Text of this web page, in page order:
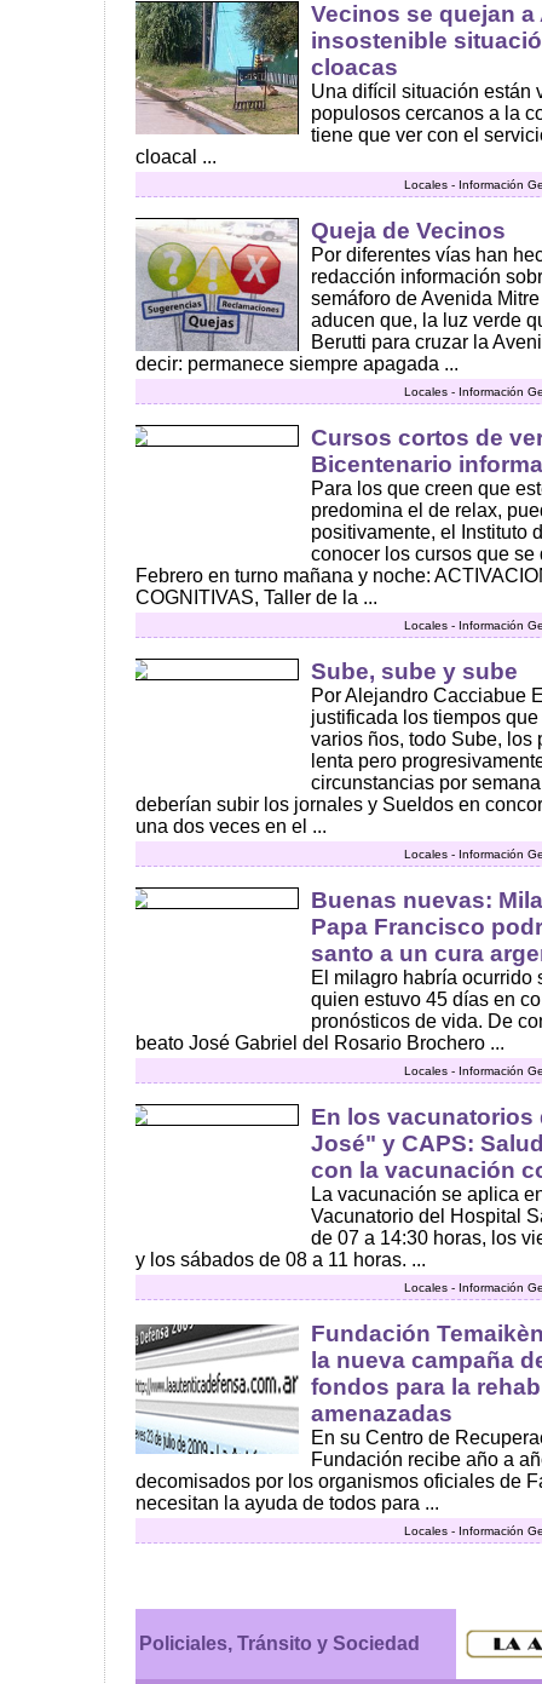
Vecinos se quejan a
insostenible
cloacas
Una difícil situación están
populosos cercanos a la
tiene que ver con el
cloacal ...
Locales - Información
Queja de Vecinos
Por diferentes vías han
redacción información
semáforo de Avenida
aducen que, la luz verde
Berutti para cruzar la
decir: permanece siempre apagada ...
Locales - Información
Cursos cortos de
Bicentenario
Para los que creen que
predomina el de relax,
positivamente, el Instituto
conocer los cursos que se
Febrero en turno mañana y noche:
COGNITIVAS, Taller de la ...
Locales - Información
Sube, sube y sube
Por Alejandro Cacciabue
justificada los tiempos
varios ños, todo Sube, los
lenta pero
circunstancias por
deberían subir los jornales y Sueldos en
una dos veces en el ...
Locales - Información
Buenas nuevas:
Papa Francisco
santo a un cura
El milagro habría ocurrido
quien estuvo 45 días en
pronósticos de vida. De
beato José Gabriel del Rosario Brochero ...
Locales - Información
En los vacunatorios
José" y CAPS:
con la vacunación
La vacunación se aplica
Vacunatorio del Hospital
de 07 a 14:30 horas, los
y los sábados de 08 a 11 horas. ...
Locales - Información
Fundación
la nueva campaña
fondos para la
amenazadas
En su Centro de
Fundación recibe año a
decomisados por los organismos oficiales de
necesitan la ayuda de todos para ...
Locales - Información
Policiales, Tránsito y Sociedad